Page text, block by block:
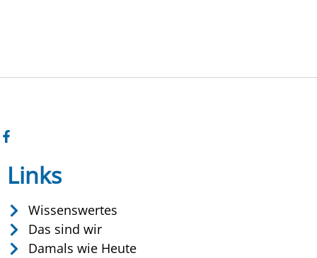
Links
Wissenswertes
Das sind wir
Damals wie Heute